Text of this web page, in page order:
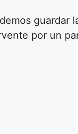
guardar
por un